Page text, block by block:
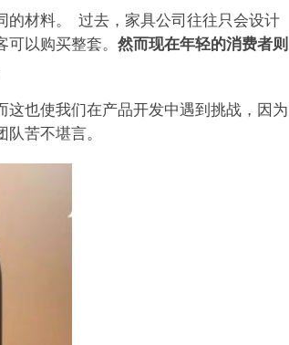
的材料。 过去，家具公司往往只会设计
以购买整套。 然而现在年轻的消费者则
也使我们在产品开发中遇到挑战，因为
苦不堪言。